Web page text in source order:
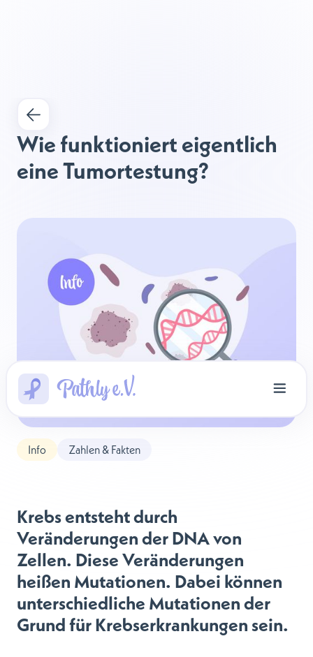
Wie funktioniert eigentlich
eine Tumortestung?
Info Zahlen & Fakten
Krebs entsteht durch
Veränderungen der DNA von
Zellen. Diese Veränderungen
heißen Mutationen. Dabei können
unterschiedliche Mutationen der
Grund für Krebserkrankungen sein.